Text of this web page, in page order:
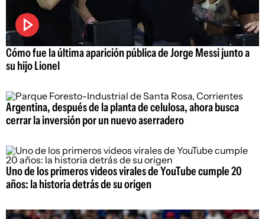
Cómo fue la última aparición pública de Jorge Messi junto a
su hijo Lionel
Argentina, después de la planta de celulosa, ahora busca
cerrar la inversión por un nuevo aserradero
Uno de los primeros videos virales de YouTube cumple 20
años: la historia detrás de su origen